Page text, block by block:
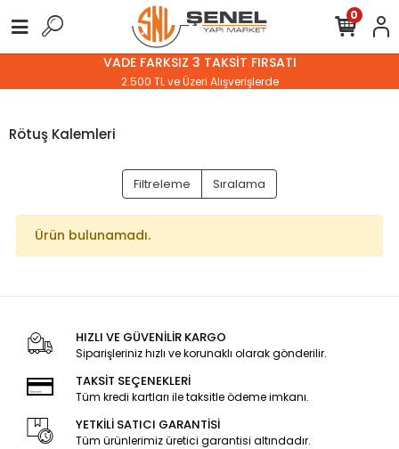
VADE FARKSIZ 3 TAKSİT FIRSATI
2.500 TL ve Üzeri Alışverişlerde
0
Rötuş Kalemleri
Filtreleme Sıralama
Ürün bulunamadı.
HIZLI VE GÜVENİLİR KARGO
Siparişleriniz hızlı ve korunaklı olarak gönderilir.
TAKSİT SEÇENEKLERİ
Tüm kredi kartları ile taksitle ödeme imkanı.
YETKİLİ SATICI GARANTİSİ
Tüm ürünlerimiz üretici garantisi altındadır.